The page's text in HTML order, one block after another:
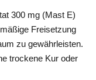
300 mg (Mast E)
Freisetzung
zu gewährleisten.
trockene Kur oder